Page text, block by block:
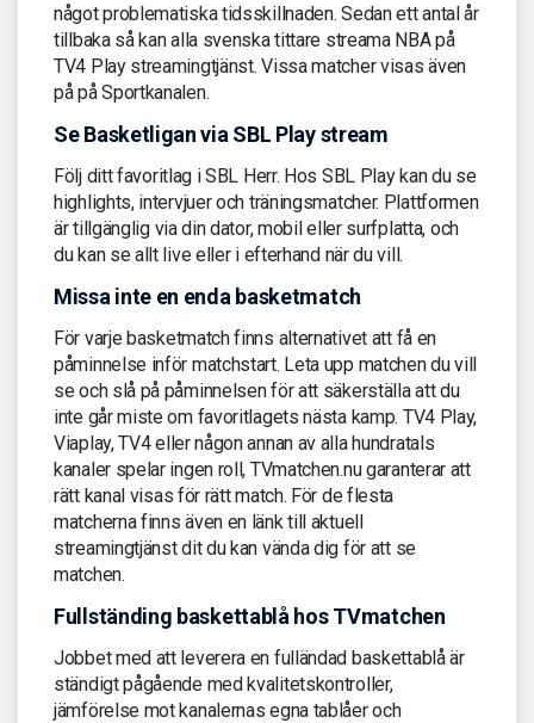
något problematiska tidsskillnaden. Sedan ett antal år
tillbaka så kan alla svenska tittare streama NBA på
TV4 Play streamingtjänst. Vissa matcher visas även
på på Sportkanalen.
Se Basketligan via SBL Play stream
Följ ditt favoritlag i SBL Herr. Hos SBL Play kan du se
highlights, intervjuer och träningsmatcher. Plattformen
är tillgänglig via din dator, mobil eller surfplatta, och
du kan se allt live eller i efterhand när du vill.
Missa inte en enda basketmatch
För varje basketmatch finns alternativet att få en
påminnelse inför matchstart. Leta upp matchen du vill
se och slå på påminnelsen för att säkerställa att du
inte går miste om favoritlagets nästa kamp. TV4 Play,
Viaplay, TV4 eller någon annan av alla hundratals
kanaler spelar ingen roll, TVmatchen.nu garanterar att
rätt kanal visas för rätt match. För de flesta
matcherna finns även en länk till aktuell
streamingtjänst dit du kan vända dig för att se
matchen.
Fullständing baskettablå hos TVmatchen
Jobbet med att leverera en fulländad baskettablå är
ständigt pågående med kvalitetskontroller,
jämförelse mot kanalernas egna tablåer och